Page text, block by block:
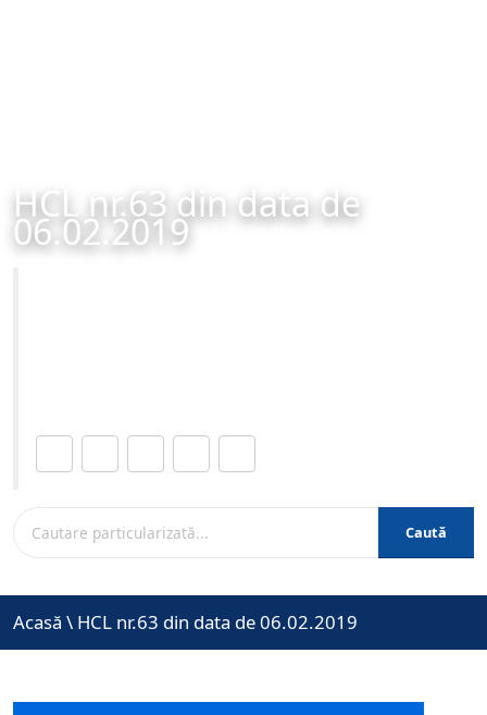
HCL nr.63 din data de
06.02.2019
Caută
Acasă \ HCL nr.63 din data de 06.02.2019